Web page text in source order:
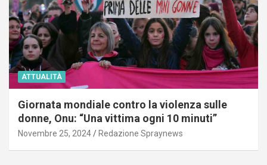
ATTUALITÀ
Giornata mondiale contro la violenza sulle
donne, Onu: “Una vittima ogni 10 minuti”
Novembre 25, 2024 Redazione Spraynews